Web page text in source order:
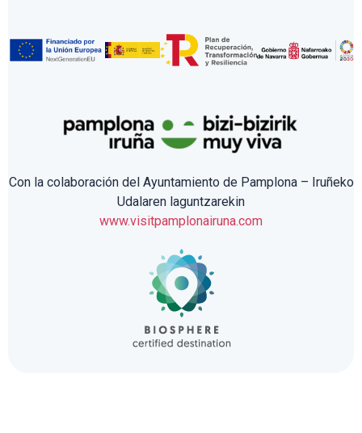
Con la colaboración del Ayuntamiento de Pamplona – Iruñeko
Udalaren laguntzarekin
www.visitpamplonairuna.com